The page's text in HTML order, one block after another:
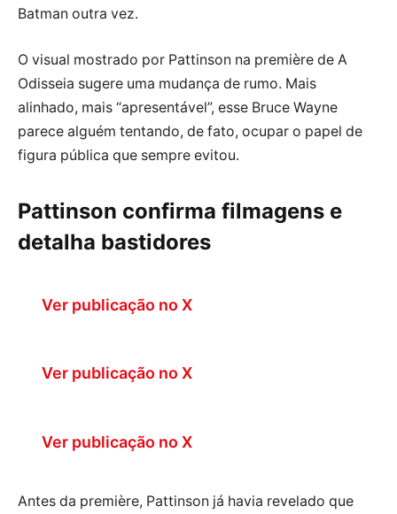
Batman outra vez.
O visual mostrado por Pattinson na première de A
Odisseia sugere uma mudança de rumo. Mais
alinhado, mais “apresentável”, esse Bruce Wayne
parece alguém tentando, de fato, ocupar o papel de
figura pública que sempre evitou.
Pattinson confirma filmagens e
detalha bastidores
Ver publicação no X
Ver publicação no X
Ver publicação no X
Antes da première, Pattinson já havia revelado que